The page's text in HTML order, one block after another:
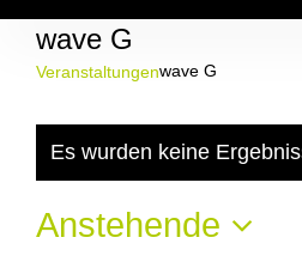
Inhalt
springen
wave G
Veranstaltungenwave G
Hinweis
Es wurden keine
Anstehende